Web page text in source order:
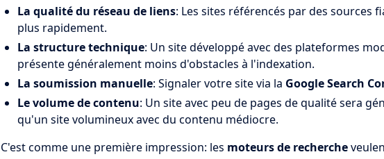
La qualité du réseau de liens: Les sites référencés par des sources
plus rapidement.
La structure technique: Un site développé avec des plateformes
présente généralement moins d'obstacles à l'indexation.
La soumission manuelle: Signaler votre site via la Google Search
Le volume de contenu: Un site avec peu de pages de qualité sera
qu'un site volumineux avec du contenu médiocre.
C'est comme une première impression: les moteurs de recherche